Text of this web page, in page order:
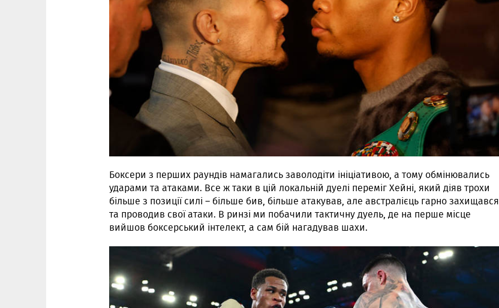
Боксери з перших раундів намагались заволодіти ініціативою, а тому обмінювались
ударами та атаками. Все ж таки в цій локальній дуелі переміг Хейні, який діяв трохи
більше з позиції силі – більше бив, більше атакував, але австралієць гарно захищався
та проводив свої атаки. В ринзі ми побачили тактичну дуель, де на перше місце
вийшов боксерський інтелект, а сам бій нагадував шахи.